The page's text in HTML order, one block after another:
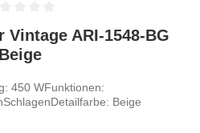
von 0 von 5 Sternen
Vintage ARI-1548-BG
Beige
450 WFunktionen:
Beige